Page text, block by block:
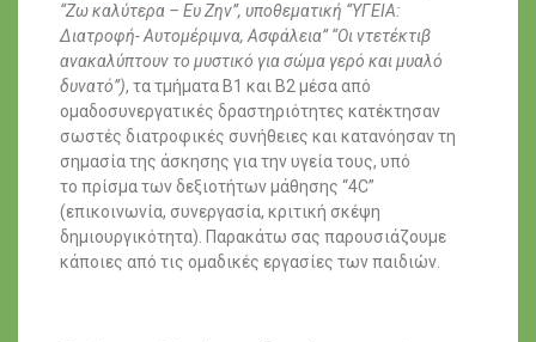
“Ζω καλύτερα – Ευ Ζην”, υποθεματική “ΥΓΕΙΑ:
Διατροφή- Αυτομέριμνα, Ασφάλεια” “Οι ντετέκτιβ
ανακαλύπτουν το μυστικό για σώμα γερό και μυαλό
δυνατό”), τα τμήματα Β1 και Β2 μέσα από
ομαδοσυνεργατικές δραστηριότητες κατέκτησαν
σωστές διατροφικές συνήθειες και κατανόησαν τη
σημασία της άσκησης για την υγεία τους, υπό
το πρίσμα των δεξιοτήτων μάθησης “4C”
(επικοινωνία, συνεργασία, κριτική σκέψη
δημιουργικότητα). Παρακάτω σας παρουσιάζουμε
κάποιες από τις ομαδικές εργασίες των παιδιών.